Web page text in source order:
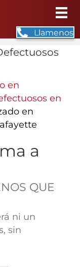
Llamenos
en
en
en
a
QUE
ni un
sin